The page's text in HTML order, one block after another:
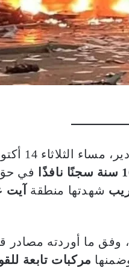
في
شهدتها منطقة آيت
وفق ما أوردته مصادر
مركبات تابعة